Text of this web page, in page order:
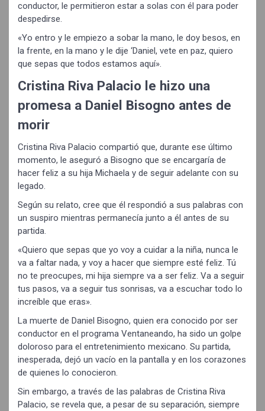
conductor, le permitieron estar a solas con él para poder
despedirse.
«Yo entro y le empiezo a sobar la mano, le doy besos, en
la frente, en la mano y le dije ‘Daniel, vete en paz, quiero
que sepas que todos estamos aquí».
Cristina Riva Palacio le hizo una
promesa a Daniel Bisogno antes de
morir
Cristina Riva Palacio compartió que, durante ese último
momento, le aseguró a Bisogno que se encargaría de
hacer feliz a su hija Michaela y de seguir adelante con su
legado.
Según su relato, cree que él respondió a sus palabras con
un suspiro mientras permanecía junto a él antes de su
partida.
«Quiero que sepas que yo voy a cuidar a la niña, nunca le
va a faltar nada, y voy a hacer que siempre esté feliz. Tú
no te preocupes, mi hija siempre va a ser feliz. Va a seguir
tus pasos, va a seguir tus sonrisas, va a escuchar todo lo
increíble que eras».
La muerte de Daniel Bisogno, quien era conocido por ser
conductor en el programa Ventaneando, ha sido un golpe
doloroso para el entretenimiento mexicano. Su partida,
inesperada, dejó un vacío en la pantalla y en los corazones
de quienes lo conocieron.
Sin embargo, a través de las palabras de Cristina Riva
Palacio, se revela que, a pesar de su separación, siempre